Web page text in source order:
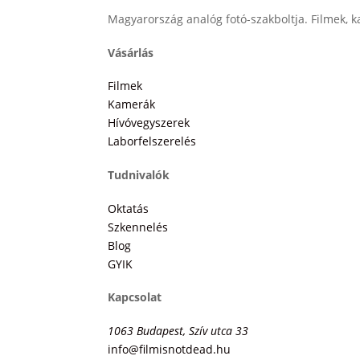
Magyarország analóg fotó-szakboltja. Filmek,
Vásárlás
Filmek
Kamerák
Hívóvegyszerek
Laborfelszerelés
Tudnivalók
Oktatás
Szkennelés
Blog
GYIK
Kapcsolat
1063 Budapest, Szív utca 33
info@filmisnotdead.hu